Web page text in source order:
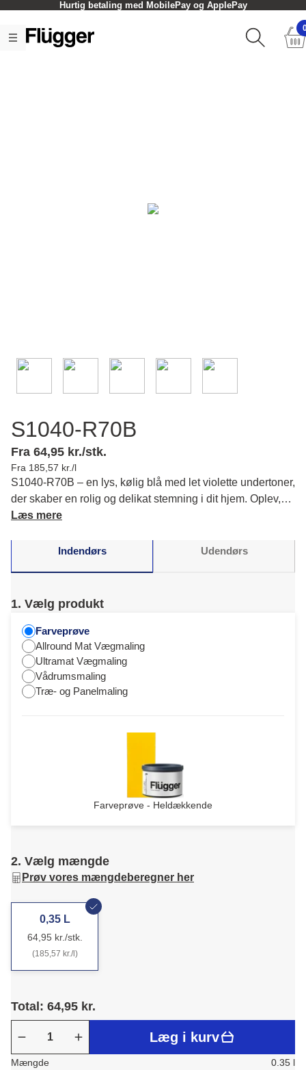
Hurtig betaling med MobilePay og ApplePay
S1040-R70B
Fra 64,95 kr./stk.
Fra 185,57 kr./l
S1040-R70B – en lys, kølig blå med let violette undertoner,
der skaber en rolig og delikat stemning i dit hjem. Oplev,
hvordan den blander friskhed og tidløs elegance. Læs
Læs mere
Indendørs Udendørs
1. Vælg produkt
Farveprøve
Allround Mat Vægmaling
Ultramat Vægmaling
Vådrumsmaling
Træ- og Panelmaling
Farveprøve - Heldækkende
2. Vælg mængde
Prøv vores mængdeberegner her
0,35 L
64,95 kr./stk.
(185,57 kr./l)
Total: 64,95 kr.
Læg i kurv
Mængde
0.35 l